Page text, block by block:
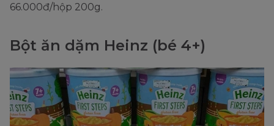
66.000đ/hộp 200g.
Bột ăn dặm Heinz (bé 4+)